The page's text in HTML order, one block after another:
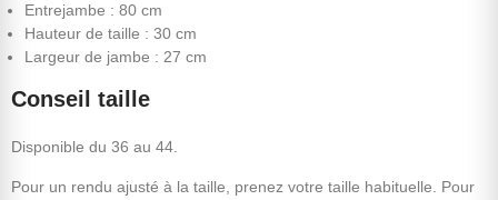
Entrejambe : 80 cm
Hauteur de taille : 30 cm
Largeur de jambe : 27 cm
Conseil taille
Disponible du 36 au 44.
Pour un rendu ajusté à la taille, prenez votre taille habituelle. Pour